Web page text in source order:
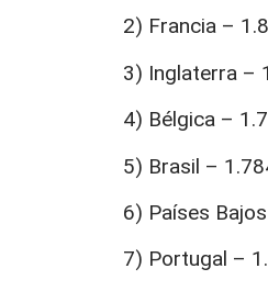
2) Francia –
3) Inglaterra –
4) Bélgica –
5) Brasil –
6) Países
7) Portugal –